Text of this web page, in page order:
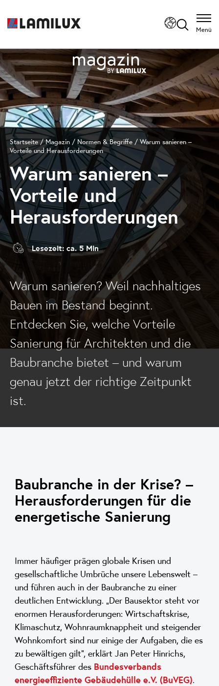
Menü
Startseite/Magazin / Normen & Begriffe / Warum sanieren –
Vorteile und Herausforderungen
Warum sanieren –
Vorteile und
Herausforderungen
Lesezeit: ca. 5 Min
Warum sanieren? Weil nachhaltiges
Bauen im Bestand beginnt.
Entdecken Sie, welche Vorteile
Sanierung für Architekten und die
Baubranche bietet – und warum
genau jetzt der richtige Zeitpunkt
ist.
Baubranche in der Krise? –
Herausforderungen für die
energetische Sanierung
Immer häufiger prägen globale Krisen und
gesellschaftliche Umbrüche unsere Lebenswelt –
und führen auch in der Baubranche zu einer
deutlichen Entwicklung. „Der Bausektor steht vor
enormen Herausforderungen: Wirtschaftskrise,
Klimaschutz, Wohnraumknappheit und steigender
Wohnkomfort sind nur einige der Aufgaben, die es
zu bewältigen gilt“, erklärt Jan Peter Hinrichs,
Geschäftsführer des Bundesverbands
energieeffiziente Gebäudehülle e.V. (BuVEG).